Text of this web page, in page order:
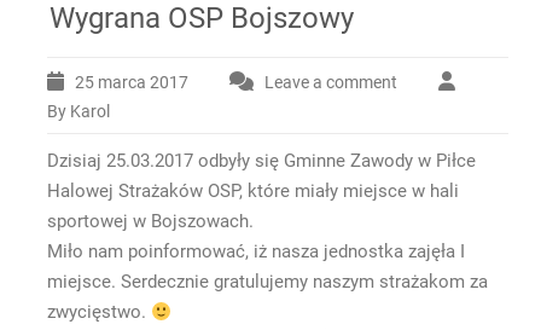
Wygrana OSP Bojszowy
25 marca 2017
Leave a comment
By Karol
Dzisiaj 25.03.2017 odbyły się Gminne Zawody w Piłce
Halowej Strażaków OSP, które miały miejsce w hali
sportowej w Bojszowach.
Miło nam poinformować, iż nasza jednostka zajęła I
miejsce. Serdecznie gratulujemy naszym strażakom za
zwycięstwo.